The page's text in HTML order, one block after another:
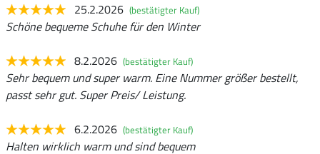
25.2.2026 (bestätigter Kauf)
Schöne bequeme Schuhe für den Winter
8.2.2026 (bestätigter Kauf)
Sehr bequem und super warm. Eine Nummer größer bestellt,
passt sehr gut. Super Preis/ Leistung.
6.2.2026 (bestätigter Kauf)
Halten wirklich warm und sind bequem